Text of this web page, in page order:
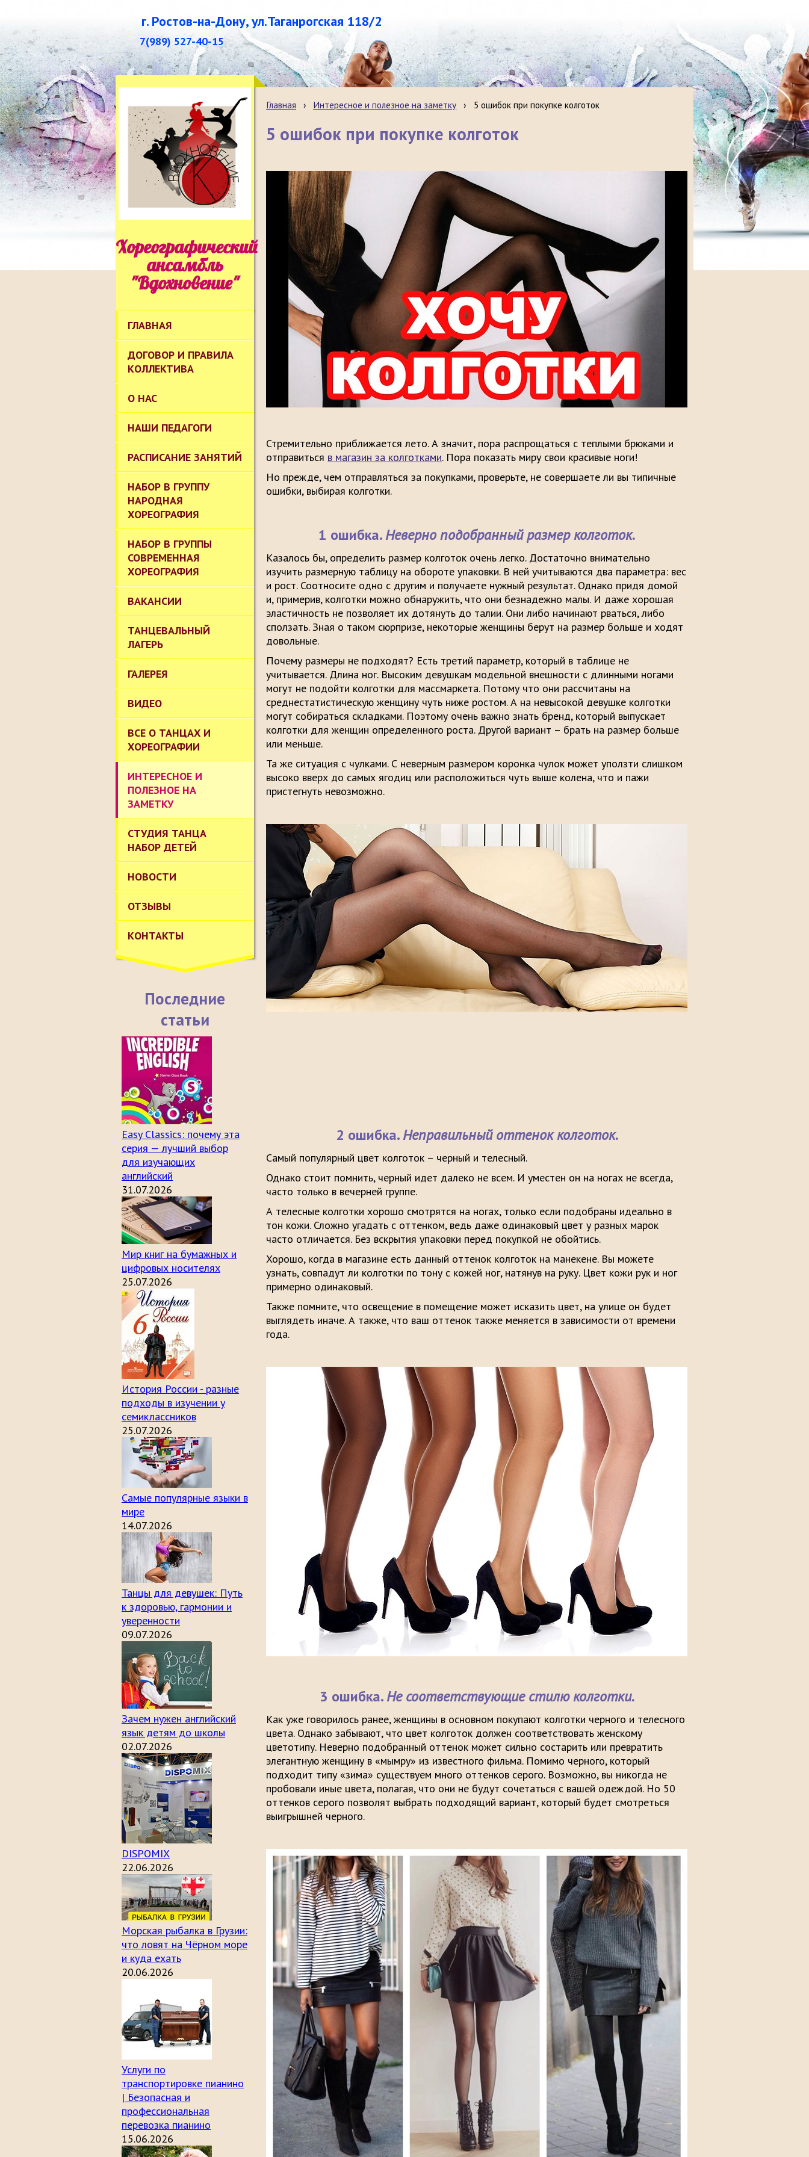
г. Ростов-на-Дону, ул.Таганрогская 118/2
7(989) 527-40-15
Хореографический
ансамбль
"Вдохновение"
ГЛАВНАЯ
ДОГОВОР И ПРАВИЛА
КОЛЛЕКТИВА
О НАС
НАШИ ПЕДАГОГИ
РАСПИСАНИЕ ЗАНЯТИЙ
НАБОР В ГРУППУ
НАРОДНАЯ
ХОРЕОГРАФИЯ
НАБОР В ГРУППЫ
СОВРЕМЕННАЯ
ХОРЕОГРАФИЯ
ВАКАНСИИ
ТАНЦЕВАЛЬНЫЙ
ЛАГЕРЬ
ГАЛЕРЕЯ
ВИДЕО
ВСЕ О ТАНЦАХ И
ХОРЕОГРАФИИ
ИНТЕРЕСНОЕ И
ПОЛЕЗНОЕ НА
ЗАМЕТКУ
СТУДИЯ ТАНЦА
НАБОР ДЕТЕЙ
НОВОСТИ
ОТЗЫВЫ
КОНТАКТЫ
Последние
статьи
Easy Classics: почему эта
серия — лучший выбор
для изучающих
английский
31.07.2026
Мир книг на бумажных и
цифровых носителях
25.07.2026
История России - разные
подходы в изучении у
семиклассников
25.07.2026
Самые популярные языки в
мире
14.07.2026
Танцы для девушек: Путь
к здоровью, гармонии и
уверенности
09.07.2026
Зачем нужен английский
язык детям до школы
02.07.2026
DISPOMIX
22.06.2026
Морская рыбалка в Грузии:
что ловят на Чёрном море
и куда ехать
20.06.2026
Услуги по
транспортировке пианино
| Безопасная и
профессиональная
перевозка пианино
15.06.2026
Главная › Интересное и полезное на заметку › 5 ошибок при покупке колготок
5 ошибок при покупке колготок
Стремительно приближается лето. А значит, пора распрощаться с теплыми брюками и
отправиться в магазин за колготками. Пора показать миру свои красивые ноги!
Но прежде, чем отправляться за покупками, проверьте, не совершаете ли вы типичные
ошибки, выбирая колготки.
1 ошибка.Неверно подобранный размер колготок.
Казалось бы, определить размер колготок очень легко. Достаточно внимательно
изучить размерную таблицу на обороте упаковки. В ней учитываются два параметра: вес
и рост. Соотносите одно с другим и получаете нужный результат. Однако придя домой
и, примерив, колготки можно обнаружить, что они безнадежно малы. И даже хорошая
эластичность не позволяет их дотянуть до талии. Они либо начинают рваться, либо
сползать. Зная о таком сюрпризе, некоторые женщины берут на размер больше и ходят
довольные.
Почему размеры не подходят? Есть третий параметр, который в таблице не
учитывается. Длина ног. Высоким девушкам модельной внешности с длинными ногами
могут не подойти колготки для массмаркета. Потому что они рассчитаны на
среднестатистическую женщину чуть ниже ростом. А на невысокой девушке колготки
могут собираться складками. Поэтому очень важно знать бренд, который выпускает
колготки для женщин определенного роста. Другой вариант – брать на размер больше
или меньше.
Та же ситуация с чулками. С неверным размером коронка чулок может уползти слишком
высоко вверх до самых ягодиц или расположиться чуть выше колена, что и пажи
пристегнуть невозможно.
2 ошибка.Неправильный оттенок колготок.
Самый популярный цвет колготок – черный и телесный.
Однако стоит помнить, черный идет далеко не всем. И уместен он на ногах не всегда,
часто только в вечерней группе.
А телесные колготки хорошо смотрятся на ногах, только если подобраны идеально в
тон кожи. Сложно угадать с оттенком, ведь даже одинаковый цвет у разных марок
часто отличается. Без вскрытия упаковки перед покупкой не обойтись.
Хорошо, когда в магазине есть данный оттенок колготок на манекене. Вы можете
узнать, совпадут ли колготки по тону с кожей ног, натянув на руку. Цвет кожи рук и ног
примерно одинаковый.
Также помните, что освещение в помещение может исказить цвет, на улице он будет
выглядеть иначе. А также, что ваш оттенок также меняется в зависимости от времени
года.
3 ошибка.Не соответствующие стилю колготки.
Как уже говорилось ранее, женщины в основном покупают колготки черного и телесного
цвета. Однако забывают, что цвет колготок должен соответствовать женскому
цветотипу. Неверно подобранный оттенок может сильно состарить или превратить
элегантную женщину в «мымру» из известного фильма. Помимо черного, который
подходит типу «зима» существуем много оттенков серого. Возможно, вы никогда не
пробовали иные цвета, полагая, что они не будут сочетаться с вашей одеждой. Но 50
оттенков серого позволят выбрать подходящий вариант, который будет смотреться
выигрышней черного.